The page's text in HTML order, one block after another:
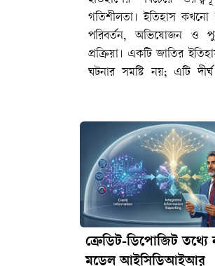
ক্রেডিট-ডিপোজিট তথ্যে
মডেল আইসিডিআইআর